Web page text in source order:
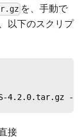
を、手動で
以下のスクリプ
4.2.0.tar.gz -C
接